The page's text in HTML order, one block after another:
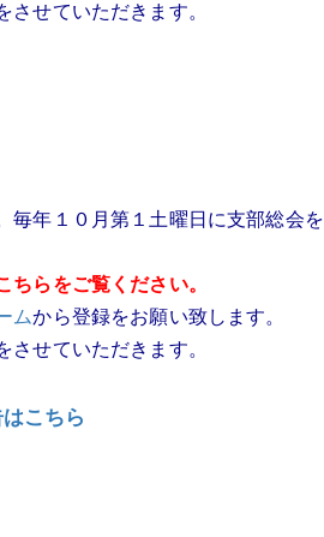
せていただきます。
年１０月第１土曜日に支部総会
ちらをご覧ください。
ムから登録をお願い致します。
せていただきます。
こちら